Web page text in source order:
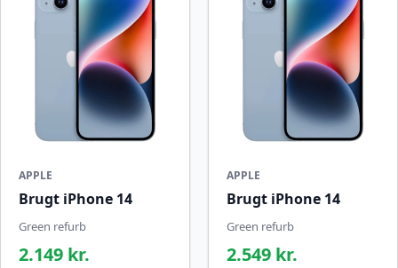
APPLE
Brugt iPhone 14
Green refurb
2.149 kr.
APPLE
Brugt iPhone 14
Green refurb
2.549 kr.